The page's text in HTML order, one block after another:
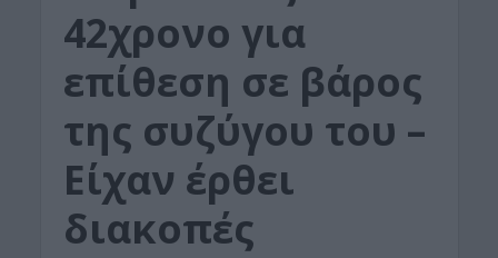
42χρονο για
επίθεση σε βάρος
της συζύγου του –
Είχαν έρθει
διακοπές